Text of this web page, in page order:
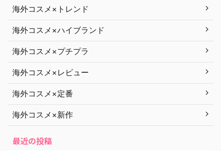
海外コスメ×トレンド
海外コスメ×ハイブランド
海外コスメ×プチプラ
海外コスメ×レビュー
海外コスメ×定番
海外コスメ×新作
最近の投稿